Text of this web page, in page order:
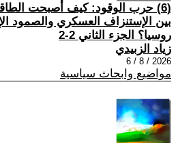
(6) حرب الوقود: كيف أصبحت
بين الإستنزاف العسكري والصمود
روسيا؟ الجزء الثاني 2-2
زياد الزبيدي
2026 / 8 / 6
مواضيع وابحاث سياسية